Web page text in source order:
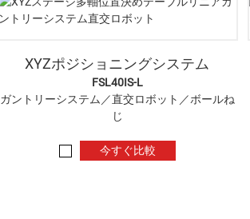
XYZポジショニングシステム
FSL40IS-L
ガントリーシステム／直交ロボット／ボールね
じ
今すぐ比較